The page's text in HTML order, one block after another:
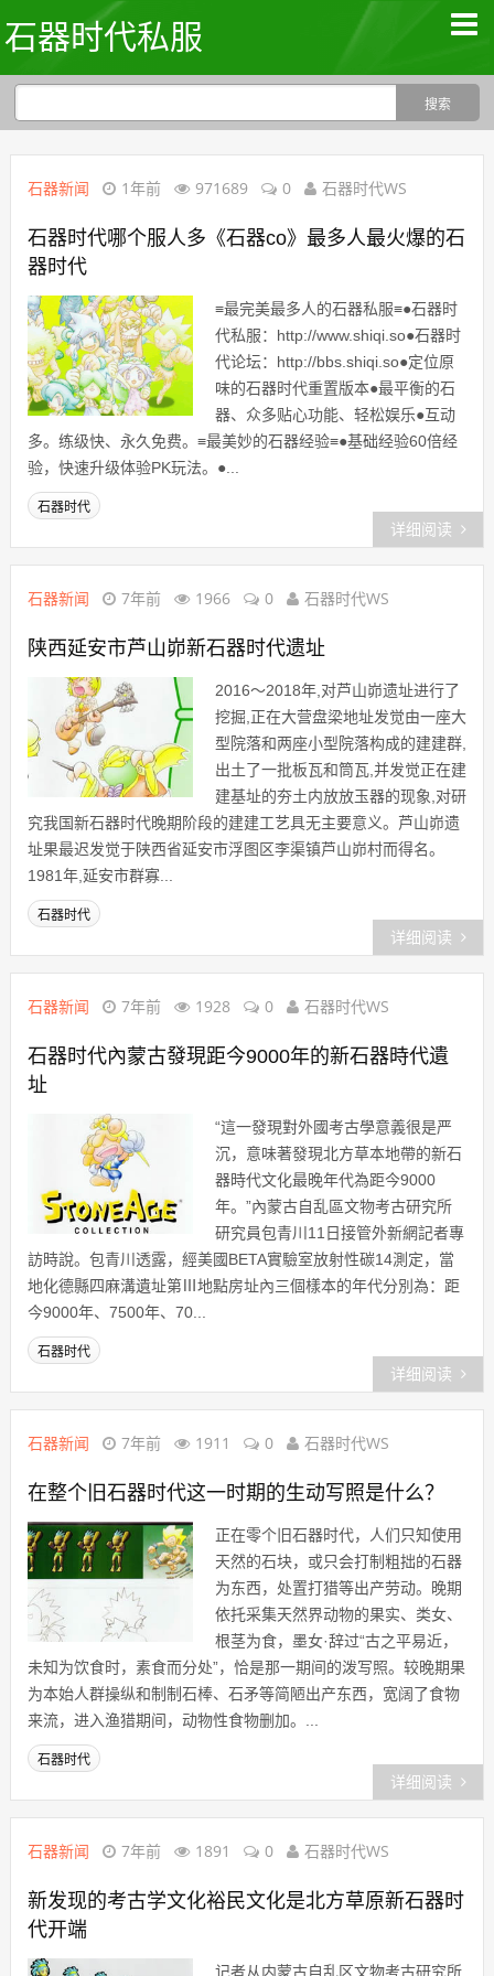
石器时代私服
石器新闻 1年前 971689 0 石器时代WS
石器时代哪个服人多《石器co》最多人最火爆的石
器时代
≡最完美最多人的石器私服≡●石器时
代私服：http://www.shiqi.so●石器时
代论坛：http://bbs.shiqi.so●定位原
味的石器时代重置版本●最平衡的石
器、众多贴心功能、轻松娱乐●互动
多。练级快、永久免费。≡最美妙的石器经验≡●基础经验60倍经
验，快速升级体验PK玩法。●...
石器时代
详细阅读
石器新闻 7年前 1966 0 石器时代WS
陕西延安市芦山峁新石器时代遗址
2016～2018年,对芦山峁遗址进行了
挖掘,正在大营盘梁地址发觉由一座大
型院落和两座小型院落构成的建建群,
出土了一批板瓦和筒瓦,并发觉正在建
建基址的夯土内放放玉器的现象,对研
究我国新石器时代晚期阶段的建建工艺具无主要意义。芦山峁遗
址果最迟发觉于陕西省延安市浮图区李渠镇芦山峁村而得名。
1981年,延安市群寡...
石器时代
详细阅读
石器新闻 7年前 1928 0 石器时代WS
石器时代內蒙古發現距今9000年的新石器時代遺
址
“這一發現對外國考古學意義很是严
沉，意味著發現北方草本地帶的新石
器時代文化最晚年代為距今9000
年。”內蒙古自乱區文物考古研究所
研究員包青川11日接管外新網記者專
訪時說。包青川透露，經美國BETA實驗室放射性碳14測定，當
地化德縣四麻溝遺址第Ⅲ地點房址內三個樣本的年代分別為：距
今9000年、7500年、70...
石器时代
详细阅读
石器新闻 7年前 1911 0 石器时代WS
在整个旧石器时代这一时期的生动写照是什么？
正在零个旧石器时代，人们只知使用
天然的石块，或只会打制粗拙的石器
为东西，处置打猎等出产劳动。晚期
依托采集天然界动物的果实、类女、
根茎为食，墨女·辞过“古之平易近，
未知为饮食时，素食而分处”，恰是那一期间的泼写照。较晚期果
为本始人群操纵和制制石棒、石矛等简陋出产东西，宽阔了食物
来流，进入渔猎期间，动物性食物删加。...
石器时代
详细阅读
石器新闻 7年前 1891 0 石器时代WS
新发现的考古学文化裕民文化是北方草原新石器时
代开端
记者从内蒙古自乱区文物考古研究所